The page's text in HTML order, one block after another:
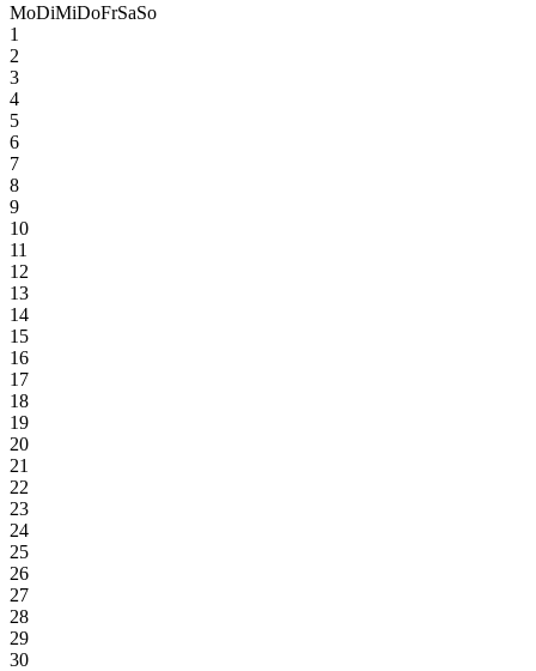
MoDiMiDoFrSaSo
1
2
3
4
5
6
7
8
9
10
11
12
13
14
15
16
17
18
19
20
21
22
23
24
25
26
27
28
29
30